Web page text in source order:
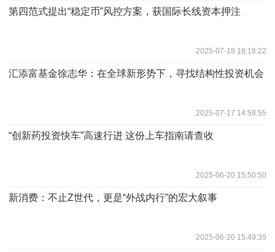
第四范式提出“稳定币”风控方案，获国际长线资本押注
2025-07-18 18:18:22
汇添富基金徐志华：在全球新形势下，寻找结构性投资机会
2025-07-17 14:58:55
“创新药投资快车”高速行进 这份上车指南请查收
2025-06-20 15:50:50
新消费：不止Z世代，更是“外战内行”的宏大叙事
2025-06-20 15:49:39